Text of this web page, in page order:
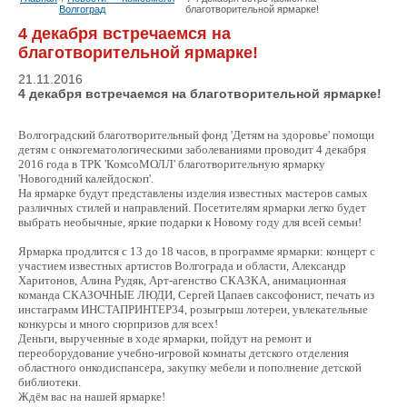
Волгоград
благотворительной ярмарке!
4 декабря встречаемся на
благотворительной ярмарке!
21.11.2016
4 декабря встречаемся на благотворительной ярмарке!
Волгоградский благотворительный фонд 'Детям на здоровье' помощи
детям с онкогематологическими заболеваниями проводит 4 декабря
2016 года в ТРК 'КомсоМОЛЛ' благотворительную ярмарку
'Новогодний калейдоскоп'.
На ярмарке будут представлены изделия известных мастеров самых
различных стилей и направлений. Посетителям ярмарки легко будет
выбрать необычные, яркие подарки к Новому году для всей семьи!
Ярмарка продлится с 13 до 18 часов, в программе ярмарки: концерт с
участием известных артистов Волгограда и области, Александр
Харитонов, Алина Рудяк, Арт-агенство СКАЗКА, анимационная
команда СКАЗОЧНЫЕ ЛЮДИ, Сергей Цапаев саксофонист, печать из
инстаграмм ИНСТАПРИНТЕР34, розыгрыш лотереи, увлекательные
конкурсы и много сюрпризов для всех!
Деньги, вырученные в ходе ярмарки, пойдут на ремонт и
переоборудование учебно-игровой комнаты детского отделения
областного онкодиспансера, закупку мебели и пополнение детской
библиотеки.
Ждём вас на нашей ярмарке!